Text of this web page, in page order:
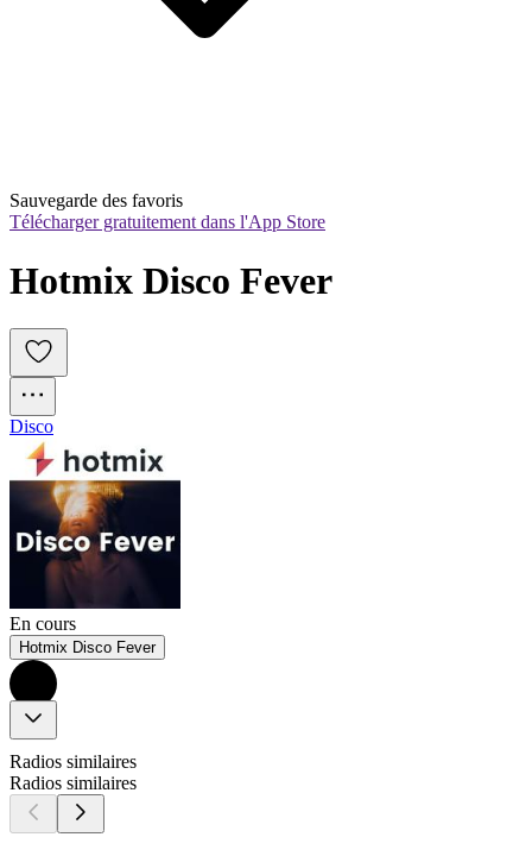
Sauvegarde des favoris
Télécharger gratuitement dans l'App Store
Hotmix Disco Fever
Disco
En cours
Hotmix Disco Fever
Radios similaires
Radios similaires